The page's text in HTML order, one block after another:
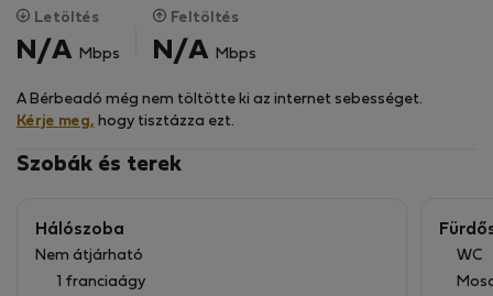
garázsban.
Az apartman a Hloubětín metróállomás és a Vozovna
bevásárlóközpont mindössze 2 km-re található.
Letöltés
N/A Mbps
Feltöltés
N/A Mbps
A Bérbeadó még nem töltötte ki az internet sebességet.
Kérje meg, hogy tisztázza ezt.
Szobák és terek
Hálószoba
Nem átjárható
1 franciaágy
WC